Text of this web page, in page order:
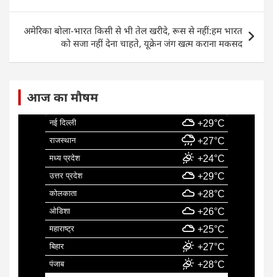
o
k
p
अमेरिका बोला-भारत किसी से भी तेल खरीदे, रूस से नहीं:हम भारत
को सजा नहीं देना चाहते, यूक्रेन जंग खत्म कराना मकसद
आज का मौषम
नई दिल्ली +29°C
राजस्थान +27°C
मध्य प्रदेश +24°C
उत्तर प्रदेश +29°C
कोलकाता +28°C
ओडिशा +26°C
महाराष्ट्र +25°C
बिहार +27°C
पंजाब +28°C